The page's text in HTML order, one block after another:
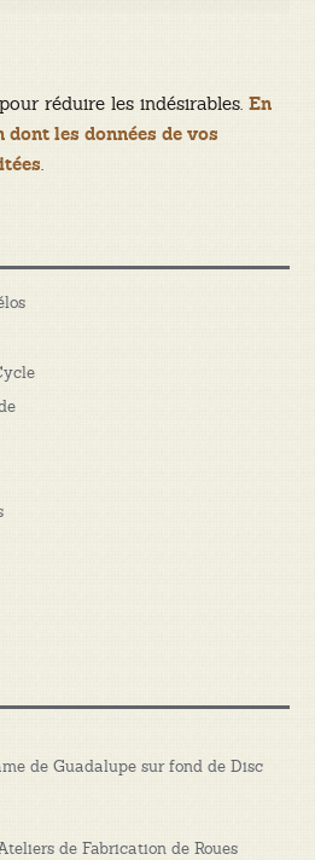
réduire les indésirables. En
les données de vos
.
de Guadalupe sur fond de Disc
de Fabrication de Roues